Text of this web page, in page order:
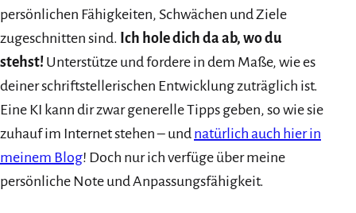
persönlichen Fähigkeiten, Schwächen und Ziele
zugeschnitten sind. Ich hole dich da ab, wo du
stehst! Unterstütze und fordere in dem Maße, wie es
deiner schriftstellerischen Entwicklung zuträglich ist.
Eine KI kann dir zwar generelle Tipps geben, so wie sie
zuhauf im Internet stehen – und natürlich auch hier in
meinem Blog! Doch nur ich verfüge über meine
persönliche Note und Anpassungsfähigkeit.